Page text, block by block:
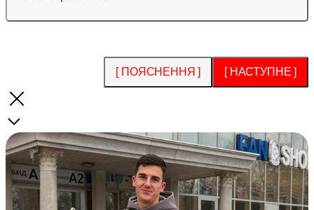
[ ПОЯСНЕННЯ ] [ НАСТУПНЕ ]